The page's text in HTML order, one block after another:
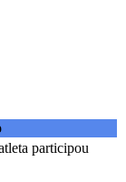
participou